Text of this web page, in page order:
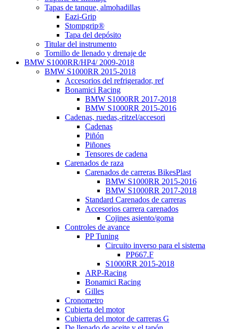
Tapas de tanque, almohadillas
Eazi-Grip
Stompgrip®
Tapa del depósito
Titular del instrumento
Tornillo de llenado y drenaje de
BMW S1000RR/HP4/ 2009-2018
BMW S1000RR 2015-2018
Accesorios del refrigerador, ref
Bonamici Racing
BMW S1000RR 2017-2018
BMW S1000RR 2015-2016
Cadenas, ruedas,-ritzel/accesori
Cadenas
Piñón
Piñones
Tensores de cadena
Carenados de raza
Carenados de carreras BikesPlast
BMW S1000RR 2015-2016
BMW S1000RR 2017-2018
Standard Carenados de carreras
Accesorios carrera carenados
Cojines asiento/goma
Controles de avance
PP Tuning
Circuito inverso para el sistema
PP667.F
S1000RR 2015-2018
ARP-Racing
Bonamici Racing
Gilles
Cronometro
Cubierta del motor
Cubierta del motor de carreras G